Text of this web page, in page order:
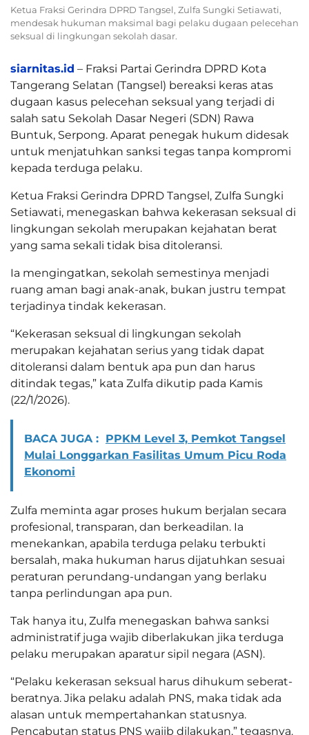
Ketua Fraksi Gerindra DPRD Tangsel, Zulfa Sungki Setiawati,
mendesak hukuman maksimal bagi pelaku dugaan pelecehan
seksual di lingkungan sekolah dasar.
siarnitas.id – Fraksi Partai Gerindra DPRD Kota
Tangerang Selatan (Tangsel) bereaksi keras atas
dugaan kasus pelecehan seksual yang terjadi di
salah satu Sekolah Dasar Negeri (SDN) Rawa
Buntuk, Serpong. Aparat penegak hukum didesak
untuk menjatuhkan sanksi tegas tanpa kompromi
kepada terduga pelaku.
Ketua Fraksi Gerindra DPRD Tangsel, Zulfa Sungki
Setiawati, menegaskan bahwa kekerasan seksual di
lingkungan sekolah merupakan kejahatan berat
yang sama sekali tidak bisa ditoleransi.
Ia mengingatkan, sekolah semestinya menjadi
ruang aman bagi anak-anak, bukan justru tempat
terjadinya tindak kekerasan.
“Kekerasan seksual di lingkungan sekolah
merupakan kejahatan serius yang tidak dapat
ditoleransi dalam bentuk apa pun dan harus
ditindak tegas,” kata Zulfa dikutip pada Kamis
(22/1/2026).
BACA JUGA : PPKM Level 3, Pemkot Tangsel
Mulai Longgarkan Fasilitas Umum Picu Roda
Ekonomi
Zulfa meminta agar proses hukum berjalan secara
profesional, transparan, dan berkeadilan. Ia
menekankan, apabila terduga pelaku terbukti
bersalah, maka hukuman harus dijatuhkan sesuai
peraturan perundang-undangan yang berlaku
tanpa perlindungan apa pun.
Tak hanya itu, Zulfa menegaskan bahwa sanksi
administratif juga wajib diberlakukan jika terduga
pelaku merupakan aparatur sipil negara (ASN).
“Pelaku kekerasan seksual harus dihukum seberat-
beratnya. Jika pelaku adalah PNS, maka tidak ada
alasan untuk mempertahankan statusnya.
Pencabutan status PNS wajib dilakukan,” tegasnya.